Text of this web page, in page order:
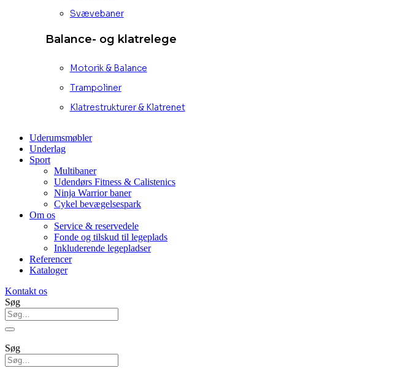
Svævebaner
Balance- og klatrelege
Motorik & Balance
Trampoliner
Klatrestrukturer & Klatrenet
Uderumsmøbler
Underlag
Sport
Multibaner
Udendørs Fitness & Calistenics
Ninja Warrior baner
Cykel bevægelsespark
Om os
Service & reservedele
Fonde og tilskud til legeplads
Inkluderende legepladser
Referencer
Kataloger
Kontakt os
Søg
Søg